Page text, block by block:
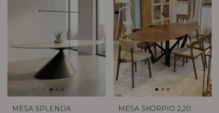
MESA SPLENDA
MESA SKORPIO 2,20